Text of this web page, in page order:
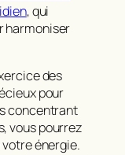
, qui
harmoniser
des
pour
concentrant
vous pourrez
énergie.